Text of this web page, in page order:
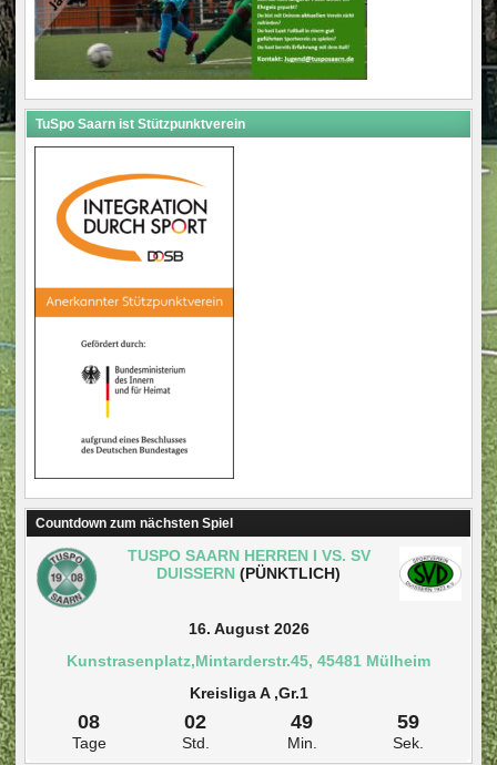
TuSpo Saarn ist Stützpunktverein
Countdown zum nächsten Spiel
TUSPO SAARN HERREN I VS. SV
DUISSERN (PÜNKTLICH)
16. August 2026
Kunstrasenplatz,Mintarderstr.45, 45481 Mülheim
Kreisliga A ,Gr.1
08
Tage
02
Std.
49
Min.
58
Sek.